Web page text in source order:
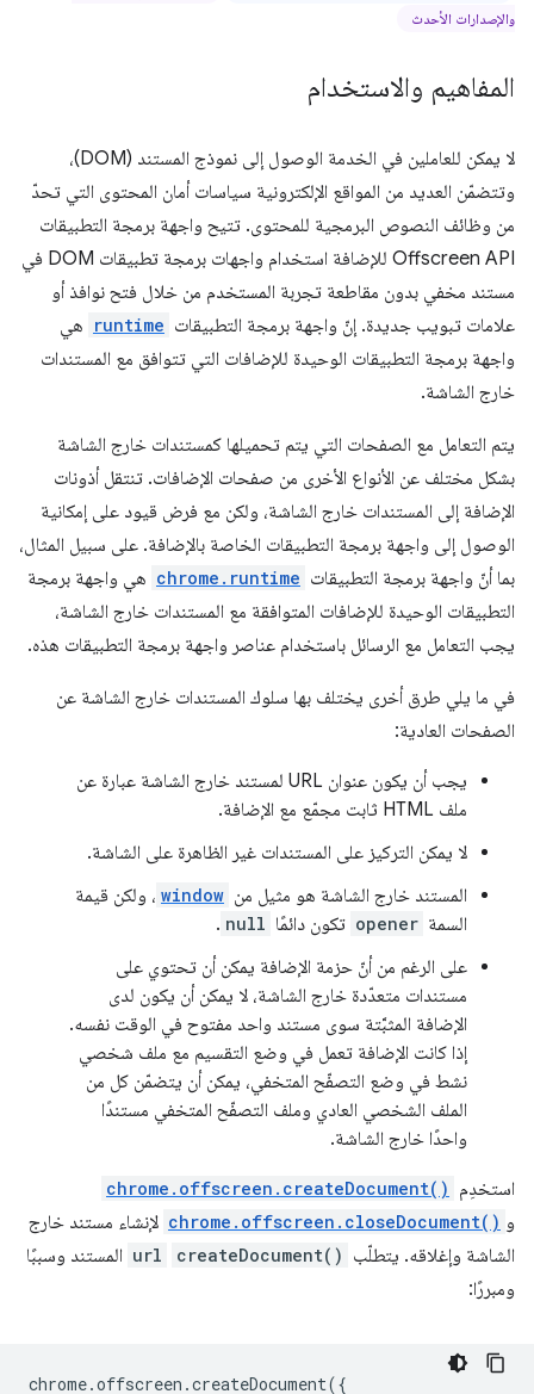
والإصدارات الأحدث
المفاهيم والاستخدام
لا يمكن للعاملين في الخدمة الوصول إلى نموذج المستند (DOM)،
وتتضمّن العديد من المواقع الإلكترونية سياسات أمان المحتوى التي تحدّ
من وظائف النصوص البرمجية للمحتوى. تتيح واجهة برمجة التطبيقات
Offscreen API للإضافة استخدام واجهات برمجة تطبيقات DOM في
مستند مخفي بدون مقاطعة تجربة المستخدم من خلال فتح نوافذ أو
علامات تبويب جديدة. إنّ واجهة برمجة التطبيقات runtime هي
واجهة برمجة التطبيقات الوحيدة للإضافات التي تتوافق مع المستندات
خارج الشاشة.
يتم التعامل مع الصفحات التي يتم تحميلها كمستندات خارج الشاشة
بشكل مختلف عن الأنواع الأخرى من صفحات الإضافات. تنتقل أذونات
الإضافة إلى المستندات خارج الشاشة، ولكن مع فرض قيود على إمكانية
الوصول إلى واجهة برمجة التطبيقات الخاصة بالإضافة. على سبيل المثال،
بما أنّ واجهة برمجة التطبيقات chrome.runtime هي واجهة برمجة
التطبيقات الوحيدة للإضافات المتوافقة مع المستندات خارج الشاشة،
يجب التعامل مع الرسائل باستخدام عناصر واجهة برمجة التطبيقات هذه.
في ما يلي طرق أخرى يختلف بها سلوك المستندات خارج الشاشة عن
الصفحات العادية:
يجب أن يكون عنوان URL لمستند خارج الشاشة عبارة عن
ملف HTML ثابت مجمّع مع الإضافة.
لا يمكن التركيز على المستندات غير الظاهرة على الشاشة.
المستند خارج الشاشة هو مثيل من window ، ولكن قيمة
السمة opener تكون دائمًا null
.
على الرغم من أنّ حزمة الإضافة يمكن أن تحتوي على
مستندات متعدّدة خارج الشاشة، لا يمكن أن يكون لدى
الإضافة المثبَّتة سوى مستند واحد مفتوح في الوقت نفسه.
إذا كانت الإضافة تعمل في وضع التقسيم مع ملف شخصي
نشط في وضع التصفّح المتخفي، يمكن أن يتضمّن كل من
الملف الشخصي العادي وملف التصفّح المتخفي مستندًا
واحدًا خارج الشاشة.
استخدِم chrome.offscreen.createDocument()
و chrome.offscreen.closeDocument() لإنشاء مستند خارج
الشاشة وإغلاقه. يتطلّب createDocument()
url المستند وسببًا
ومبررًا:
chrome.offscreen .createDocument({